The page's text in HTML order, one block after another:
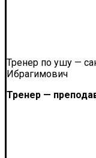
Тренер по ушу —
Ибрагимович
Тренер —